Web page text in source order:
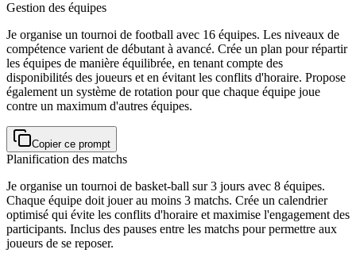
Gestion des équipes
Je organise un tournoi de football avec 16 équipes. Les niveaux de
compétence varient de débutant à avancé. Crée un plan pour répartir
les équipes de manière équilibrée, en tenant compte des
disponibilités des joueurs et en évitant les conflits d'horaire. Propose
également un système de rotation pour que chaque équipe joue
contre un maximum d'autres équipes.
Copier ce prompt
Planification des matchs
Je organise un tournoi de basket-ball sur 3 jours avec 8 équipes.
Chaque équipe doit jouer au moins 3 matchs. Crée un calendrier
optimisé qui évite les conflits d'horaire et maximise l'engagement des
participants. Inclus des pauses entre les matchs pour permettre aux
joueurs de se reposer.